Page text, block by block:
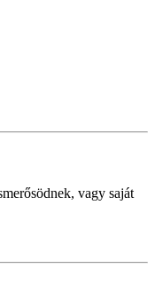
vagy saját